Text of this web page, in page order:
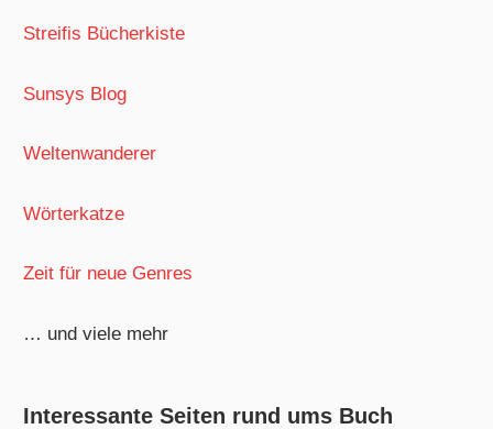
Streifis Bücherkiste
Sunsys Blog
Weltenwanderer
Wörterkatze
Zeit für neue Genres
… und viele mehr
Interessante Seiten rund ums Buch